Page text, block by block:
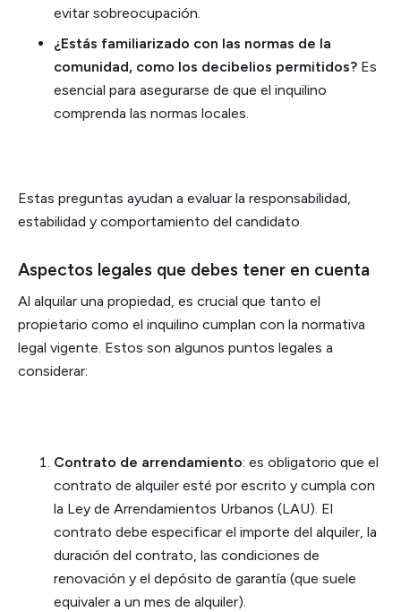
evitar sobreocupación.
¿Estás familiarizado con las normas de la
comunidad, como los decibelios permitidos? Es
esencial para asegurarse de que el inquilino
comprenda las normas locales.
Estas preguntas ayudan a evaluar la responsabilidad,
estabilidad y comportamiento del candidato.
Aspectos legales que debes tener en cuenta
Al alquilar una propiedad, es crucial que tanto el
propietario como el inquilino cumplan con la normativa
legal vigente. Estos son algunos puntos legales a
considerar:
Contrato de arrendamiento: es obligatorio que el
contrato de alquiler esté por escrito y cumpla con
la Ley de Arrendamientos Urbanos (LAU). El
contrato debe especificar el importe del alquiler, la
duración del contrato, las condiciones de
renovación y el depósito de garantía (que suele
equivaler a un mes de alquiler).